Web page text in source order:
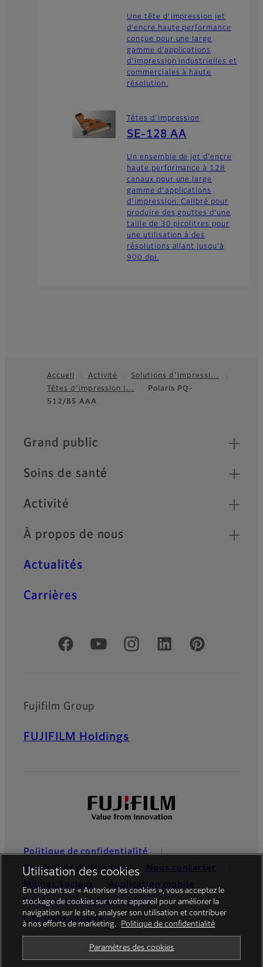
Une tête d’impression jet
d’encre haute performance
conçue pour une large
gamme d’applications
d’impression industrielles et
commerciales à haute
résolution.
Têtes d’impression
SE-128 AA
Un ensemble de jet d'encre
haute performance à 128
canaux pour une large
gamme d'applications
d'impression. Calibré pour
produire des gouttes d’une
taille de 30 picolitres pour
une utilisation à des
résolutions allant jusqu’à
900 dpi.
Footer
Accueil Activité
Solutions d’impressi…
Têtes d’impression i…
Polaris PQ-
512/85 AAA
Quick Links
Grand public
Soins de santé
Activité
À propos de nous
Actualités
Carrières
Comptes officiels réseaux sociaux
Fujifilm Group
FUJIFILM Holdings
Politique de confidentialité
Conditions d’utilisation
Nous contacter
Médias Sociaux
Application mobile
Configurations des cookies
Mentions Légales
Global site
Utilisation des cookies
En cliquant sur « Autoriser les cookies », vous acceptez le
stockage de cookies sur votre appareil pour améliorer la
navigation sur le site, analyser son utilisation et contribuer
à nos efforts de marketing.
Politique de confidentialité
Paramètres des cookies